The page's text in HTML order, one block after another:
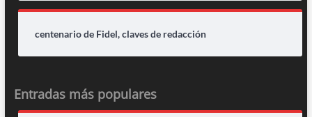
centenario de Fidel, claves de redacción
Entradas más populares